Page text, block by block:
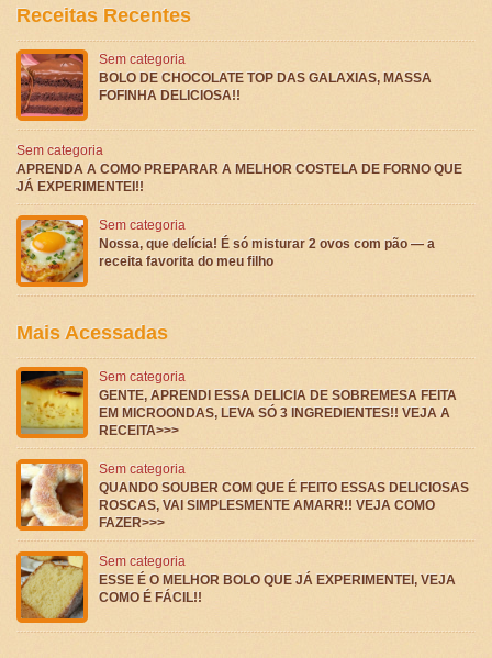
Receitas Recentes
Sem categoria
BOLO DE CHOCOLATE TOP DAS GALAXIAS, MASSA
FOFINHA DELICIOSA!!
Sem categoria
APRENDA A COMO PREPARAR A MELHOR COSTELA DE FORNO QUE
JÁ EXPERIMENTEI!!
Sem categoria
Nossa, que delícia! É só misturar 2 ovos com pão — a
receita favorita do meu filho
Mais Acessadas
Sem categoria
GENTE, APRENDI ESSA DELICIA DE SOBREMESA FEITA
EM MICROONDAS, LEVA SÓ 3 INGREDIENTES!! VEJA A
RECEITA>>>
Sem categoria
QUANDO SOUBER COM QUE É FEITO ESSAS DELICIOSAS
ROSCAS, VAI SIMPLESMENTE AMARR!! VEJA COMO
FAZER>>>
Sem categoria
ESSE É O MELHOR BOLO QUE JÁ EXPERIMENTEI, VEJA
COMO É FÁCIL!!